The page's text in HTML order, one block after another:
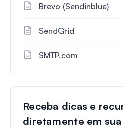
Brevo (Sendinblue)
SendGrid
SMTP.com
Receba dicas e
diretamente em